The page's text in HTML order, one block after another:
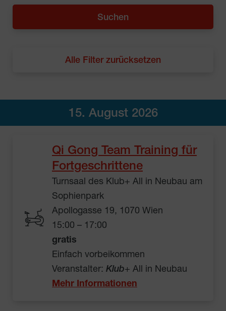
Alle Filter zurücksetzen
15. August 2026
Qi Gong Team Training für
Fortgeschrittene
Turnsaal des Klub+ All in Neubau am
Sophienpark
Apollogasse 19, 1070 Wien
15:00 – 17:00
gratis
Einfach vorbeikommen
Veranstalter: Klub+ All in Neubau
Mehr Informationen